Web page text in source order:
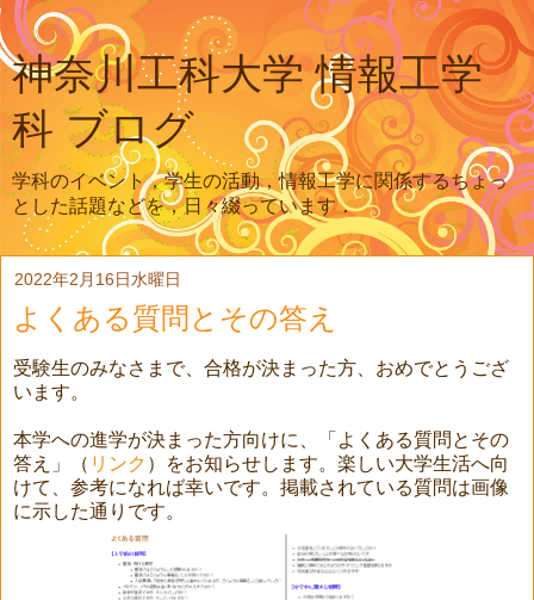
神奈川工科大学 情報工学
科 ブログ
学科のイベント，学生の活動，情報工学に関係するちょっ
とした話題などを，日々綴っています．
2022年2月16日水曜日
よくある質問とその答え
受験生のみなさまで、合格が決まった方、おめでとうござ
います。
本学への進学が決まった方向けに、「よくある質問とその
答え」（ リンク ）をお知らせします。楽しい大学生活へ向
けて、参考になれば幸いです。掲載されている質問は画像
に示した通りです。